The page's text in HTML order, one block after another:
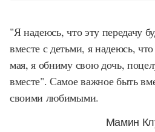
"Я надеюсь, что эту передачу
вместе с детьми, я надеюсь,
мая, я обниму свою дочь,
вместе". Самое важное быть
своими любимыми.
Мамин